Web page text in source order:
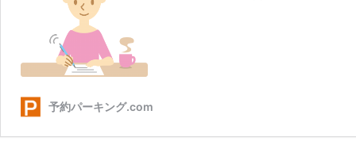
予約パーキング.com